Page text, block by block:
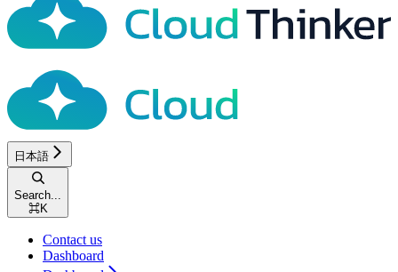
日本語
Search...
⌘K
Contact us
Dashboard